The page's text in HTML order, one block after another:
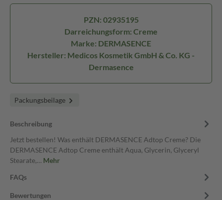
PZN: 02935195
Darreichungsform: Creme
Marke: DERMASENCE
Hersteller: Medicos Kosmetik GmbH & Co. KG -
Dermasence
Packungsbeilage
Beschreibung
Jetzt bestellen! Was enthält DERMASENCE Adtop Creme? Die
DERMASENCE Adtop Creme enthält Aqua, Glycerin, Glyceryl
Stearate,… Mehr
FAQs
Bewertungen